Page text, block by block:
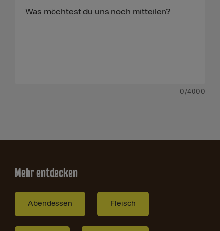
0 /4000
Mehr entdecken
Abendessen Fleisch